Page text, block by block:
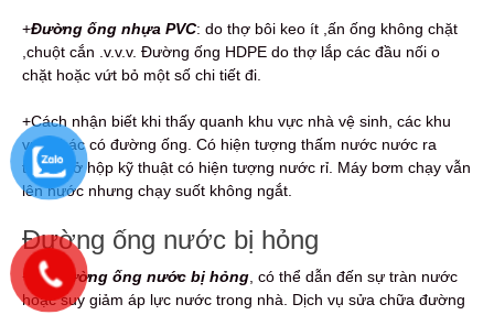
+Đường ống nhựa PVC: do thợ bôi keo ít ,ấn ống không chặt
,chuột cắn .v.v.v. Đường ống HDPE do thợ lắp các đầu nối o
chặt hoặc vứt bỏ một số chi tiết đi.
+Cách nhận biết khi thấy quanh khu vực nhà vệ sinh, các khu
vực khác có đường ống. Có hiện tượng thấm nước nước ra
tường ,ở hộp kỹ thuật có hiện tượng nước rỉ. Máy bơm chạy vẫn
lên nước nhưng chạy suốt không ngắt.
Đường ống nước bị hỏng
+Khiđường ống nước bị hỏng , có thể dẫn đến sự tràn nước
hoặc suy giảm áp lực nước trong nhà. Dịch vụ sửa chữa đường